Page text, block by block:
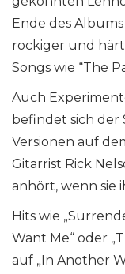
Ende des
rockiger und
Songs wie “The
Auch
befindet sich der
Versionen auf
Gitarrist Rick
anhört, wenn sie
Hits wie
Want Me“ oder
auf „In Another